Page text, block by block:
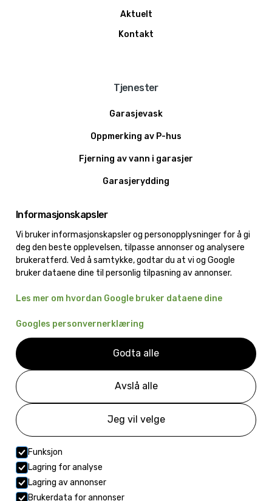
Informasjonskapsler
Vi bruker informasjonskapsler og personopplysninger for å gi
deg den beste opplevelsen, tilpasse annonser og analysere
brukeratferd. Ved å samtykke, godtar du at vi og Google
bruker dataene dine til personlig tilpasning av annonser.
Les mer om hvordan Google bruker dataene dine
Googles personvernerklæring
Avslå alle
Jeg vil velge
Godta alle
Funksjon
Lagring for analyse
Lagring av annonser
Brukerdata for annonser
Aktuelt
Kontakt
Tjenester
Garasjevask
Oppmerking av P-hus
Fjerning av vann i garasjer
Garasjerydding
Snømåking
Løvblåsning
Trefelling
Dekorfjerning
Kontakt
post@tmeiendomsservice.no
Johannes nielsens vei 75